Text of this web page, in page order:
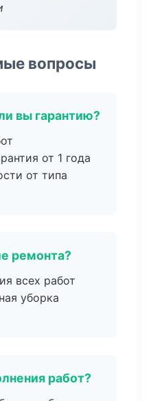
вопросы
вы гарантию?
от 1 года
от типа
ремонта?
всех работ
уборка
работ?